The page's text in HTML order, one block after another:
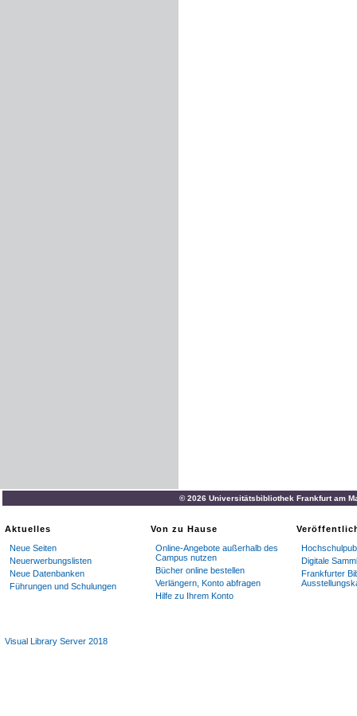
© 2026 Universitätsbibliothek Frankfurt am
Aktuelles
Neue Seiten
Neuerwerbungslisten
Neue Datenbanken
Führungen und Schulungen
Von zu Hause
Online-Angebote außerhalb des
Campus nutzen
Bücher online bestellen
Verlängern, Konto abfragen
Hilfe zu Ihrem Konto
Digitale
Frankfurter
Visual Library Server 2018